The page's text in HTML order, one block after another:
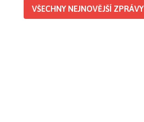
VŠECHNY NEJNOVĚJŠÍ ZPRÁVY